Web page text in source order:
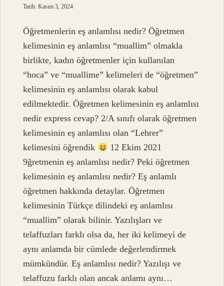
Tarih: Kasım 3, 2024
Öğretmenlerin eş anlamlısı nedir? Öğretmen
kelimesinin eş anlamlısı “muallim” olmakla
birlikte, kadın öğretmenler için kullanılan
“hoca” ve “muallime” kelimeleri de “öğretmen”
kelimesinin eş anlamlısı olarak kabul
edilmektedir. Öğretmen kelimesinin eş anlamlısı
nedir express cevap? 2/A sınıfı olarak öğretmen
kelimesinin eş anlamlısı olan “Lehrer”
kelimesini öğrendik
12 Ekim 2021
9ğretmenin eş anlamlısı nedir? Peki öğretmen
kelimesinin eş anlamlısı nedir? Eş anlamlı
öğretmen hakkında detaylar. Öğretmen
kelimesinin Türkçe dilindeki eş anlamlısı
“muallim” olarak bilinir. Yazılışları ve
telaffuzları farklı olsa da, her iki kelimeyi de
aynı anlamda bir cümlede değerlendirmek
mümkündür. Eş anlamlısı nedir? Yazılışı ve
telaffuzu farklı olan ancak anlamı aynı…